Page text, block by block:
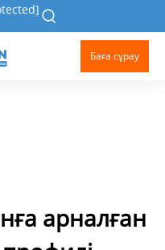
Баға сұрау
арналған